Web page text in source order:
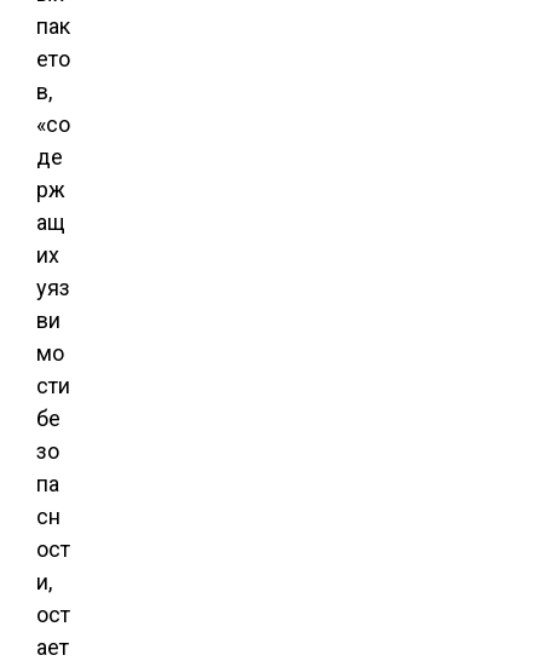
пак
ето
в,
«со
де
рж
ащ
их
уяз
ви
мо
сти
бе
зо
па
сн
ост
и,
ост
ает